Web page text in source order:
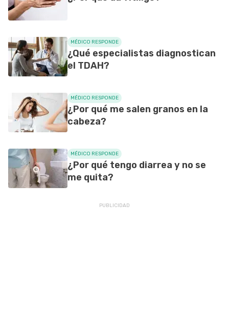
MÉDICO RESPONDE
¿Qué especialistas diagnostican
el TDAH?
MÉDICO RESPONDE
¿Por qué me salen granos en la
cabeza?
MÉDICO RESPONDE
¿Por qué tengo diarrea y no se
me quita?